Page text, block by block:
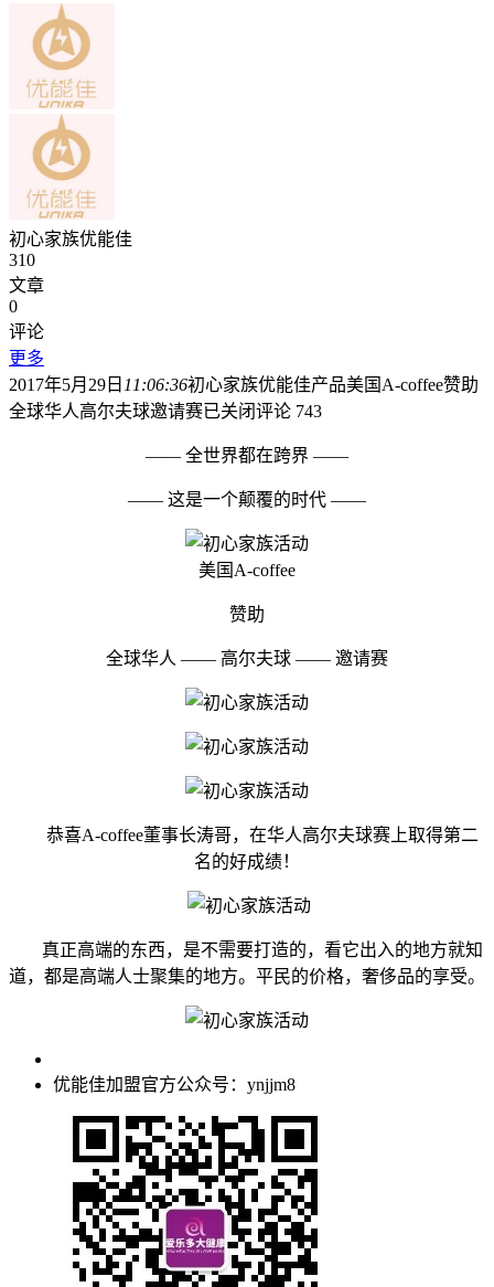
初心家族优能佳
310
文章
0
评论
更多
2017年5月29日 11:06:36初心家族优能佳产品美国A-coffee赞助
全球华人高尔夫球邀请赛已关闭评论 743
—— 全世界都在跨界 ——
—— 这是一个颠覆的时代 ——
美国A-coffee
赞助
全球华人 —— 高尔夫球 —— 邀请赛
恭喜A-coffee董事长涛哥，在华人高尔夫球赛上取得第二
名的好成绩！
真正高端的东西，是不需要打造的，看它出入的地方就知
道，都是高端人士聚集的地方。平民的价格，奢侈品的享受。
优能佳加盟官方公众号：ynjjm8